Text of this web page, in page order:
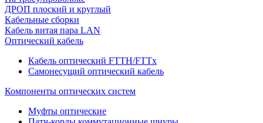
ДРОП плоский и круглый
Кабельные сборки
Кабель витая пара LAN
Оптический кабель
Кабель оптический FTTH/FTTx
Самонесущий оптический кабель
Компоненты оптических систем
Муфты оптические